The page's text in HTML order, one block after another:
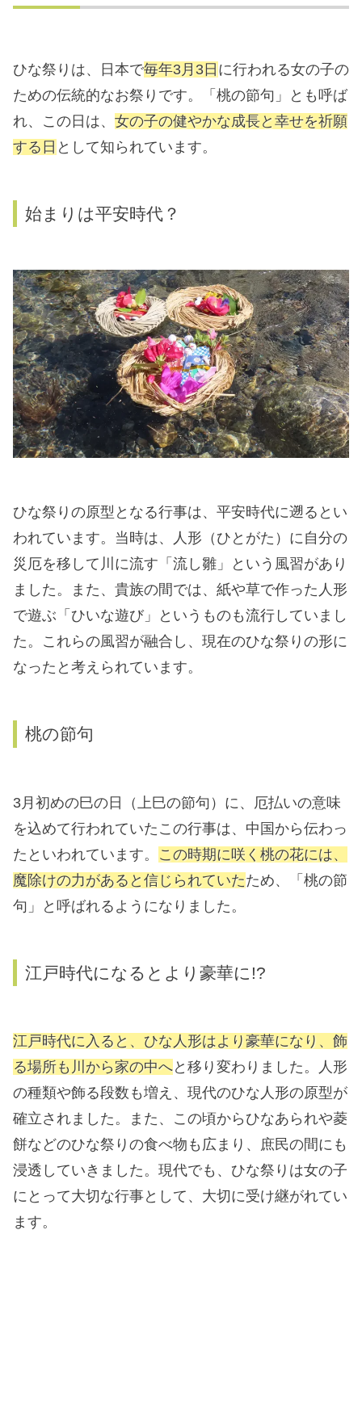
ひな祭りは、日本で毎年3月3日に行われる女の子の
ための伝統的なお祭りです。「桃の節句」とも呼ば
れ、この日は、 女の子の健やかな成長と幸せを祈願
する日 として知られています。
始まりは平安時代？
ひな祭りの原型となる行事は、平安時代に遡るとい
われています。当時は、人形（ひとがた）に自分の
災厄を移して川に流す「流し雛」という風習があり
ました。また、貴族の間では、紙や草で作った人形
で遊ぶ「ひいな遊び」というものも流行していまし
た。これらの風習が融合し、現在のひな祭りの形に
なったと考えられています。
桃の節句
3月初めの巳の日（上巳の節句）に、厄払いの意味
を込めて行われていたこの行事は、中国から伝わっ
たといわれています。 この時期に咲く桃の花には、
魔除けの力があると信じられていたため、「桃の節
句」と呼ばれるようになりました。
江戸時代になるとより豪華に!?
江戸時代に入ると、ひな人形はより豪華になり、飾
る場所も川から家の中へと移り変わりました。人形
の種類や飾る段数も増え、現代のひな人形の原型が
確立されました。また、この頃からひなあられや菱
餅などのひな祭りの食べ物も広まり、庶民の間にも
浸透していきました。現代でも、ひな祭りは女の子
にとって大切な行事として、大切に受け継がれてい
ます。